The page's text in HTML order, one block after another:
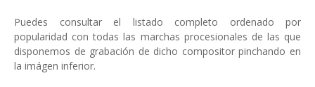
Puedes consultar el listado completo ordenado por
popularidad con todas las marchas procesionales de las que
disponemos de grabación de dicho compositor pinchando en
la imágen inferior.